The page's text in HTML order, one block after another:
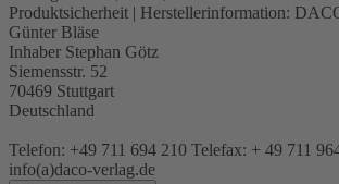
Produktsicherheit | Herstellerinformation:
Günter Bläse
Inhaber Stephan Götz
Siemensstr. 52
70469 Stuttgart
Deutschland
Telefon: +49 711 694 210 Telefax: + 49 711
info(a)daco-verlag.de